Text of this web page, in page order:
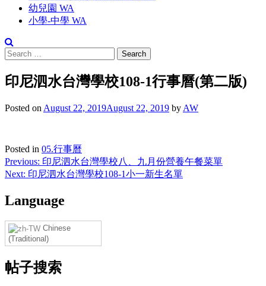
幼兒園 WA
小學-中學 WA
Search
for:
印尼泗水台灣學校108-1行事曆(第二版)
Posted on August 22, 2019August 22, 2019 by AW
Posted in 05.行事曆
Post
navigation
Previous: 印尼泗水台灣學校八、九月份營養午餐菜單
Next: 印尼泗水台灣學校108-1小一新生名單
Language
Chinese
(Traditional)
帖子搜索